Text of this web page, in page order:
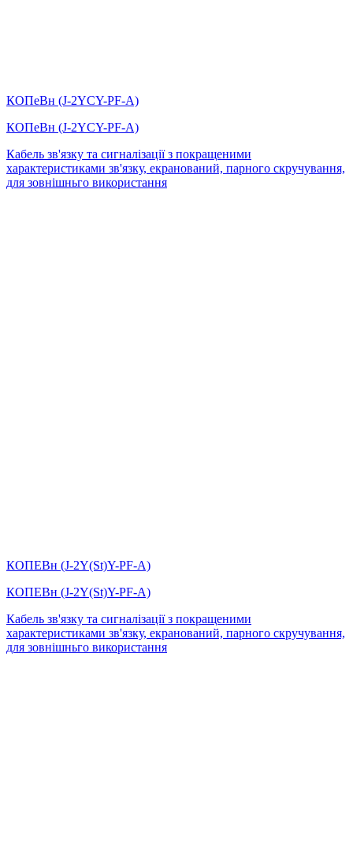
КОПеВн (J-2YCY-PF-А)
КОПеВн (J-2YCY-PF-А)
Кабель зв'язку та сигналізації з покращеними
характеристиками зв'язку, екранований, парного скручування,
для зовнішньго використання
КОПЕВн (J-2Y(St)Y-PF-А)
КОПЕВн (J-2Y(St)Y-PF-А)
Кабель зв'язку та сигналізації з покращеними
характеристиками зв'язку, екранований, парного скручування,
для зовнішньго використання